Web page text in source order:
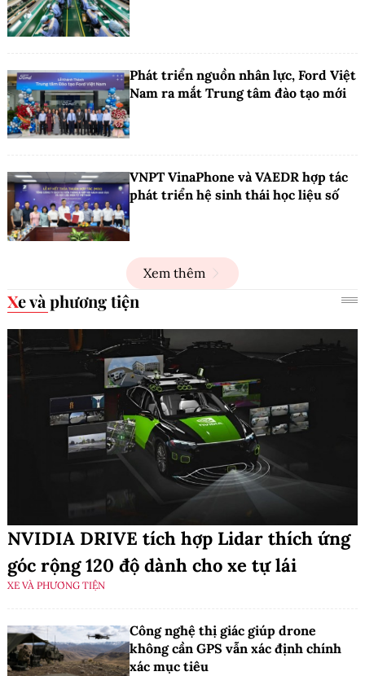
Phát triển nguồn nhân lực, Ford Việt
Nam ra mắt Trung tâm đào tạo mới
VNPT VinaPhone và VAEDR hợp tác
phát triển hệ sinh thái học liệu số
Xem thêm
Xe và phương tiện
NVIDIA DRIVE tích hợp Lidar thích ứng
góc rộng 120 độ dành cho xe tự lái
XE VÀ PHƯƠNG TIỆN
Công nghệ thị giác giúp drone
không cần GPS vẫn xác định chính
xác mục tiêu